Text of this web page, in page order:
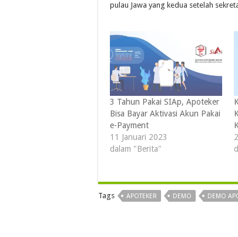
pulau Jawa yang kedua setelah
3 Tahun Pakai SIAp, Apoteker
Bisa Bayar Aktivasi Akun Pakai
e-Payment
11 Januari 2023
dalam "Berita"
Tags APOTEKER DEMO DEMO